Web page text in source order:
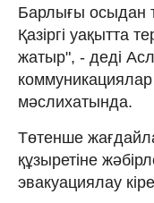
Барлығы осыдан
Қазіргі уақытта
жатыр", - деді
коммуникациялар
мәслихатында.
Төтенше
құзыретіне
эвакуациялау